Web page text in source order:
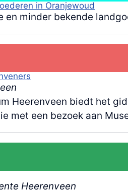
in Oranjewoud
en minder bekende
Heerenveen biedt het
met een bezoek aan
Heerenveen